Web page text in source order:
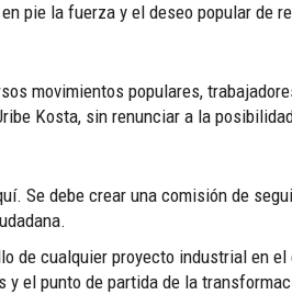
pie la fuerza y el deseo popular de
movimientos populares,
Kosta, sin renunciar a la
Se debe crear una comisión de
de cualquier proyecto industrial en
y el punto de partida de la